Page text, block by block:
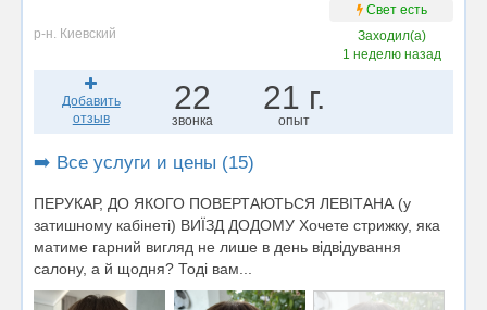
Свет есть
р-н. Киевский
Заходил(а)
1 неделю назад
Добавить
отзыв
22
звонка
21 г.
опыт
➡️ Все услуги и цены (15)
ПЕРУКАР, ДО ЯКОГО ПОВЕРТАЮТЬСЯ ЛЕВІТАНА (у
затишному кабінеті) ВИЇЗД ДОДОМУ Хочете стрижку, яка
матиме гарний вигляд не лише в день відвідування
салону, а й щодня? Тоді вам...